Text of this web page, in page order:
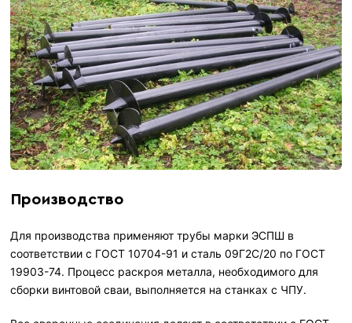
Производство
Для производства применяют трубы марки ЭСПШ в
соответствии с ГОСТ 10704-91 и сталь 09Г2С/20 по ГОСТ
19903-74. Процесс раскроя металла, необходимого для
сборки винтовой сваи, выполняется на станках с ЧПУ.